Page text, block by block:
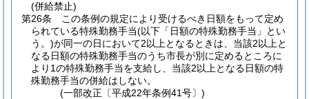
(併給禁止)
第26条
この条例の規定により受けるべき日額をもって定め
られている特殊勤務手当(以下「日額の特殊勤務手当」とい
う。)が同一の日において2以上となるときは、当該2以上と
なる日額の特殊勤務手当のうち市長が別に定めるところに
より1の特殊勤務手当を支給し、当該2以上となる日額の特
殊勤務手当の併給はしない。
(一部改正〔平成22年条例41号〕)